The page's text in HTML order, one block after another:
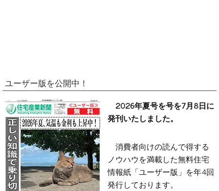
ユーザー版を公開中！
2026年夏号を号を7月8日に
発刊いたしました。
消費者向けの読んで得する
ノウハウを満載した無料住宅
情報紙「ユーザー版」を年4回
発行しております。